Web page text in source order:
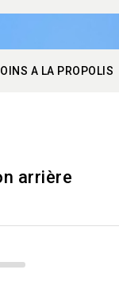
A LA PROPOLIS
arrière